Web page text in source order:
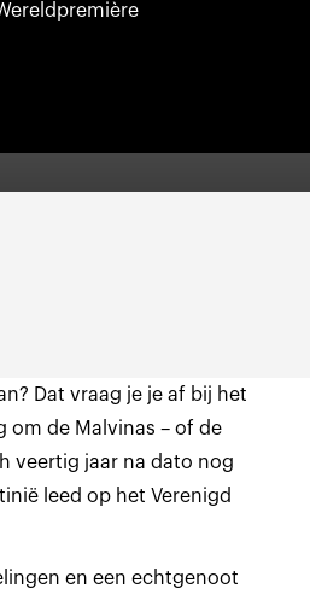
Dat vraag je je af bij het
om de Malvinas – of de
veertig jaar na dato nog
leed op het Verenigd
en een echtgenoot